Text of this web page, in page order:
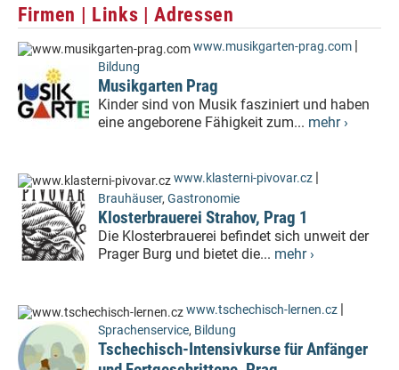
Firmen | Links | Adressen
www.musikgarten-prag.com |
Bildung
Musikgarten Prag
Kinder sind von Musik fasziniert und haben
eine angeborene Fähigkeit zum... mehr ›
www.klasterni-pivovar.cz |
Brauhäuser, Gastronomie
Klosterbrauerei Strahov, Prag 1
Die Klosterbrauerei befindet sich unweit der
Prager Burg und bietet die... mehr ›
www.tschechisch-lernen.cz |
Sprachenservice, Bildung
Tschechisch-Intensivkurse für Anfänger